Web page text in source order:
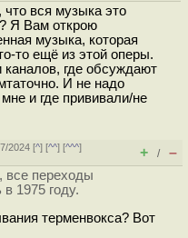
вся музыка это
Я Вам открою
музыка, которая
то ещё из этой оперы.
каналов, где обсуждают
И не надо
и где прививали/не
2024 [^] [^^] [^^^]
+ / –
все переходы
1975 году.
терменвокса? Вот